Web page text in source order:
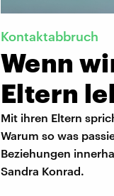
Kontaktabbruch
Wenn
Eltern
Mit ihren Eltern
Warum so was
Beziehungen
Sandra Konrad.